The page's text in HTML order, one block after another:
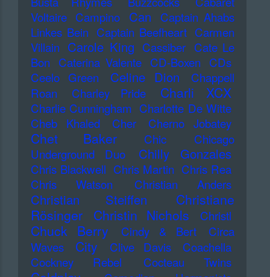
Voltaire Campino Can
Captain Ahabs
Linkes Bein Captain Beefheart Carmen
Villain Carole King Cassiber Cate Le
Bon
Caterina Valente CD-Boxen
CDs
Ceelo Green
Celine Dion
Chappell
Roan
Charley Pride Charli XCX
Charlie Cunningham Charlotte De Witte
Cheb Khaled
Cher Cherno Jobatey
Chet Baker Chic
Chicago
Underground Duo
Chilly Gonzales
Chris Blackwell Chris Martin Chris Rea
Chris Watson
Christian Anders
Christian Steiffen
Christiane
Rösinger
Christin Nichols Christl
Chuck Berry Cindy & Bert
Circa
Waves
City Clive Davis
Coachella
Cockney Rebel
Cocteau Twins